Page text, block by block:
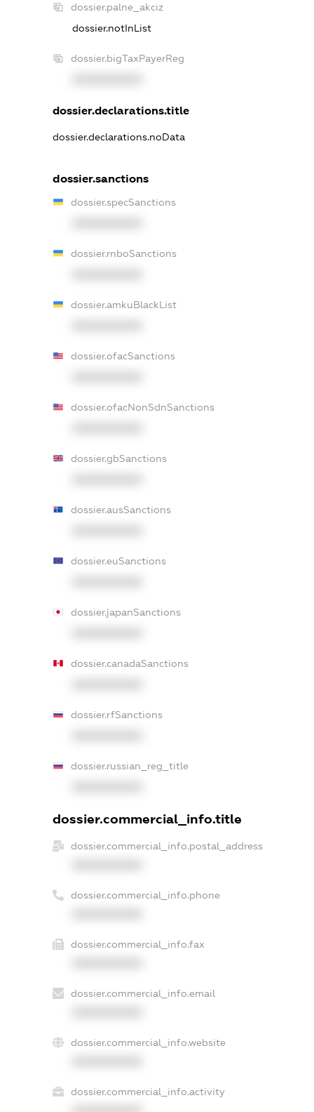
dossier.palne_akciz
dossier.notInList
dossier.bigTaxPayerReg
dossier.declarations.title
dossier.declarations.noData
dossier.sanctions
dossier.specSanctions
dossier.rnboSanctions
dossier.amkuBlackList
dossier.ofacSanctions
dossier.ofacNonSdnSanctions
dossier.gbSanctions
dossier.ausSanctions
dossier.euSanctions
dossier.japanSanctions
dossier.canadaSanctions
dossier.rfSanctions
dossier.russian_reg_title
dossier.commercial_info.title
dossier.commercial_info.postal_address
dossier.commercial_info.phone
dossier.commercial_info.fax
dossier.commercial_info.email
dossier.commercial_info.website
dossier.commercial_info.activity